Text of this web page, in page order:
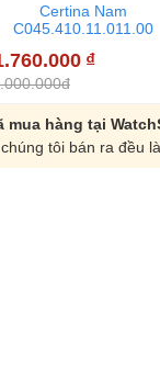
Certina Nam
C045.410.11.011.00
₫
mua hàng tại
tôi bán ra đều